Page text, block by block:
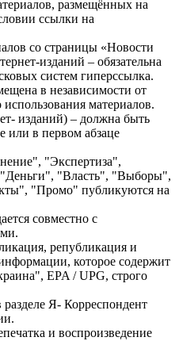
размещённых на
ссылки на
со страницы «Новости
изданий – обязательна
систем гиперссылка.
в независимости от
материалов.
изданий) – должна быть
или в первом абзаце
"Экспертиза",
"Власть", "Выборы",
"Промо" публикуются на
совместно с
републикация и
которое содержит
EPA / UPG, строго
Я- Корреспондент
и воспроизведение